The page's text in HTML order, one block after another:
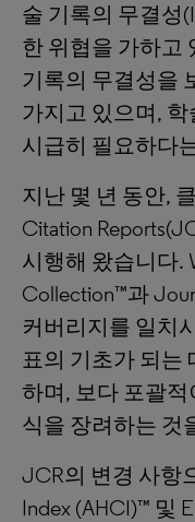
술 기록의 무결성
한 위협을 가하고
기록의 무결성을
가지고 있으며,
시급히 필요하다
지난 몇 년 동안,
Citation
시행해 왔습니다.
Collection™과
커버리지를 일치
표의 기초가 되는
하며, 보다 포괄
식을 장려하는 것
JCR의 변경 사항
Index (AHCI)™ 및